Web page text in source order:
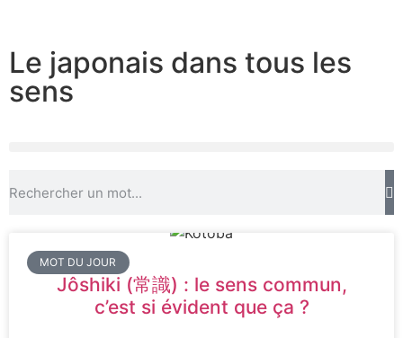
Le japonais dans tous les
sens
MOT DU JOUR
Jôshiki (常識) : le sens commun,
c’est si évident que ça ?